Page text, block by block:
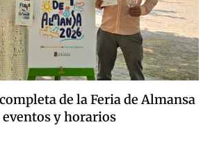
de la Feria de Almansa
eventos y horarios